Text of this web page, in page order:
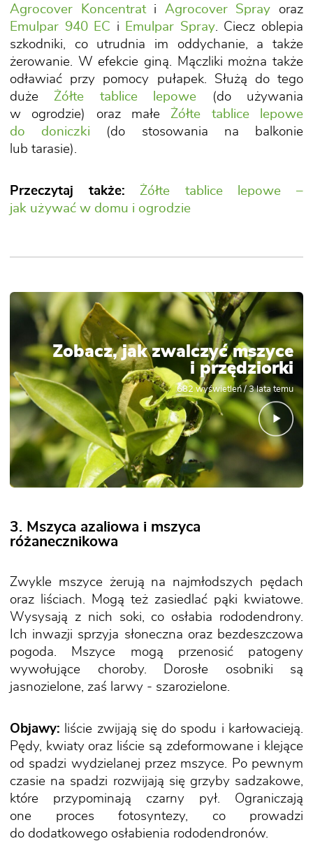
Agrocover Koncentrati Agrocover Spray oraz
Emulpar 940 EC i Emulpar Spray. Ciecz oblepia
szkodniki, co utrudnia im oddychanie, a także
żerowanie. W efekcie giną. Mączliki można także
odławiać przy pomocy pułapek. Służą do tego
dużeŻółte tablice lepowe (do używania
w ogrodzie) oraz małeŻółte tablice lepowe
do doniczki (do stosowania na balkonie
lub tarasie).
Przeczytaj także:
Żółte tablice lepowe –
jak używać w domu i ogrodzie
Zobacz, jak zwalczyć mszyce
i przędziorki
682 wyświetleń /3 lata temu
3. Mszyca azaliowa i mszyca
różanecznikowa
Zwykle mszyce żerują na najmłodszych pędach
oraz liściach. Mogą też zasiedlać pąki kwiatowe.
Wysysają z nich soki, co osłabia rododendrony.
Ich inwazji sprzyja słoneczna oraz bezdeszczowa
pogoda. Mszyce mogą przenosić patogeny
wywołujące choroby. Dorosłe osobniki są
jasnozielone, zaś larwy - szarozielone.
Objawy: liście zwijają się do spodu i karłowacieją.
Pędy, kwiaty oraz liście są zdeformowane i klejące
od spadzi wydzielanej przez mszyce. Po pewnym
czasie na spadzi rozwijają się grzyby sadzakowe,
które przypominają czarny pył. Ograniczają
one proces fotosyntezy, co prowadzi
do dodatkowego osłabienia rododendronów.